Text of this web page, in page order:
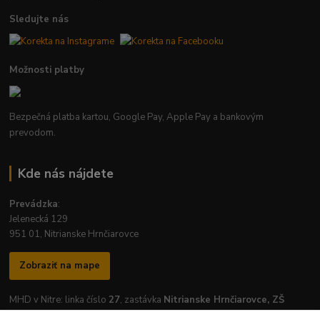
Sledujte nás
Možnosti platby
Bezpečná platba kartou, Google Pay, Apple Pay a bankovým
prevodom.
Kde nás nájdete
Prevádzka:
Jelenecká 129
951 01, Nitrianske Hrnčiarovce
Zobraziť na mape
MHD v Nitre: linka číslo 27, zastávka Nitrianske Hrnčiarovce, ZŠ